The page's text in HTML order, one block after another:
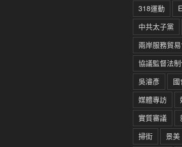
318運動
中共太子黨
兩岸服務貿
協議監督法
吳濬彥
國
媒體專訪
實質審議
掃街
景美